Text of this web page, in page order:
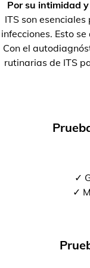
Por su intimidad
ITS son
infecciones. Esto
Con el
rutinarias de ITS
✓
✓